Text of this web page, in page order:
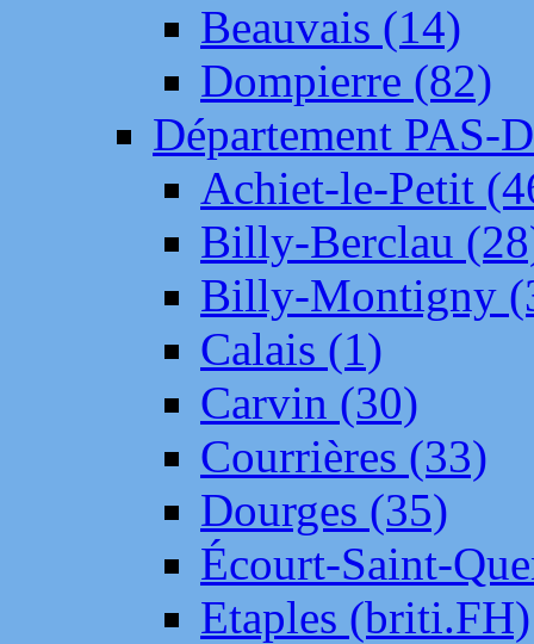
Beauvais (14)
Dompierre (82)
Département PAS-
Achiet-le-Petit
Billy-Berclau
Billy-Montigny
Calais (1)
Carvin (30)
Courrières (33)
Dourges (35)
Écourt-Saint-
Etaples (briti.FH)